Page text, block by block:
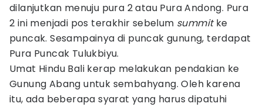
dilanjutkan menuju pura 2 atau Pura Andong. Pura
2 ini menjadi pos terakhir sebelum summitke
puncak. Sesampainya di puncak gunung, terdapat
Pura Puncak Tulukbiyu.
Umat Hindu Bali kerap melakukan pendakian ke
Gunung Abang untuk sembahyang. Oleh karena
itu, ada beberapa syarat yang harus dipatuhi